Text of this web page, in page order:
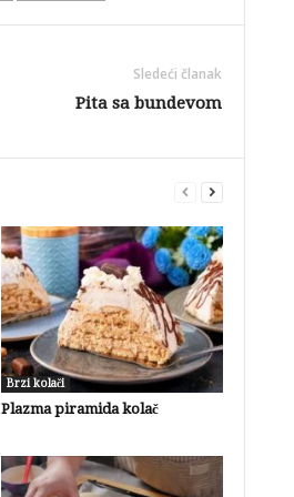
Sledeći članak
Pita sa bundevom
Brzi kolači
Plazma piramida kolač